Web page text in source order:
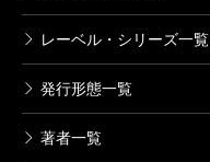
レーベル・シリーズ一覧
発行形態一覧
著者一覧